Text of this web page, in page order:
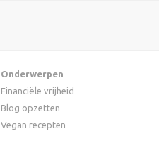
Onderwerpen
Financiële vrijheid
Blog opzetten
Vegan recepten